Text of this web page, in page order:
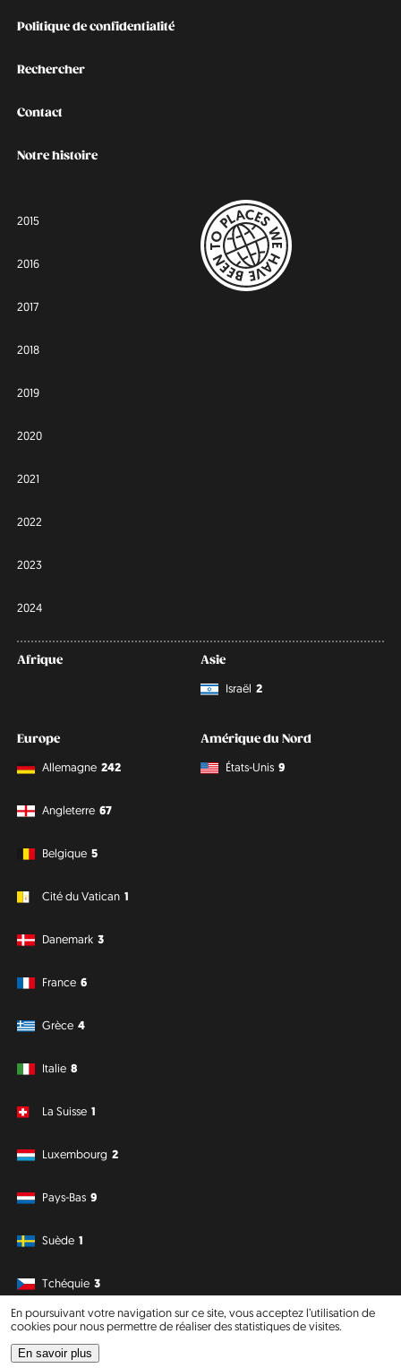
En poursuivant votre navigation sur ce site, vous acceptez l’utilisation de
cookies pour nous permettre de réaliser des statistiques de visites.
En savoir plus
Politique de confidentialité
Rechercher
Contact
Notre histoire
2015
2016
2017
2018
2019
2020
2021
2022
2023
2024
Afrique
Asie
Israël 2
Europe
Allemagne 242
Angleterre 67
Belgique 5
Cité du Vatican 1
Danemark 3
France 6
Grèce 4
Italie 8
La Suisse 1
Luxembourg 2
Pays-Bas 9
Suède 1
Tchéquie 3
Amérique du Nord
États-Unis 9
Amérique du Sud Océanie
Philipp J. Conrad